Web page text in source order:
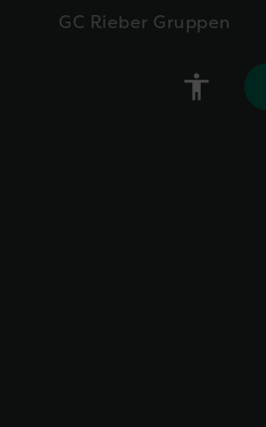
GC Rieber Gruppen
accessibility